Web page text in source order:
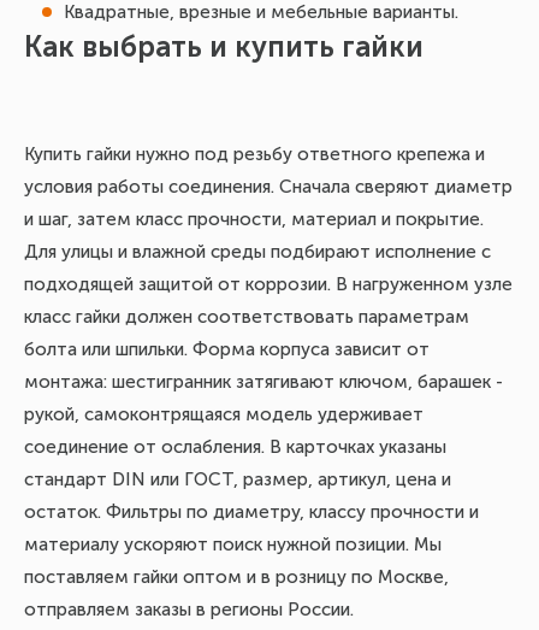
Квадратные, врезные и мебельные варианты.
Как выбрать и купить гайки
Купить гайки нужно под резьбу ответного крепежа и
условия работы соединения. Сначала сверяют диаметр
и шаг, затем класс прочности, материал и покрытие.
Для улицы и влажной среды подбирают исполнение с
подходящей защитой от коррозии. В нагруженном узле
класс гайки должен соответствовать параметрам
болта или шпильки. Форма корпуса зависит от
монтажа: шестигранник затягивают ключом, барашек -
рукой, самоконтрящаяся модель удерживает
соединение от ослабления. В карточках указаны
стандарт DIN или ГОСТ, размер, артикул, цена и
остаток. Фильтры по диаметру, классу прочности и
материалу ускоряют поиск нужной позиции. Мы
поставляем гайки оптом и в розницу по Москве,
отправляем заказы в регионы России.